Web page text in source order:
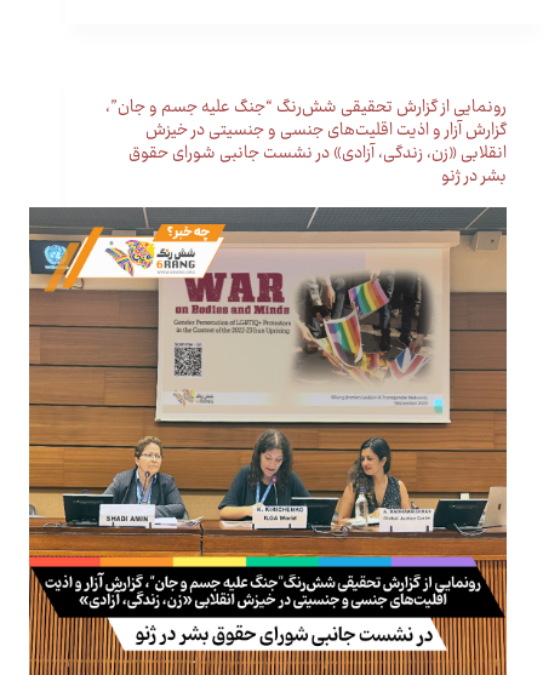
رونمایی از گزارش تحقیقی شش‌رنگ “جنگ علیه جسم و جان”،
گزارش آزار و اذیت اقلیت‌های جنسی و جنسیتی در خیزش
انقلابی «زن، زندگی، آزادی» در نشست جانبی شورای حقوق
بشر در ژنو